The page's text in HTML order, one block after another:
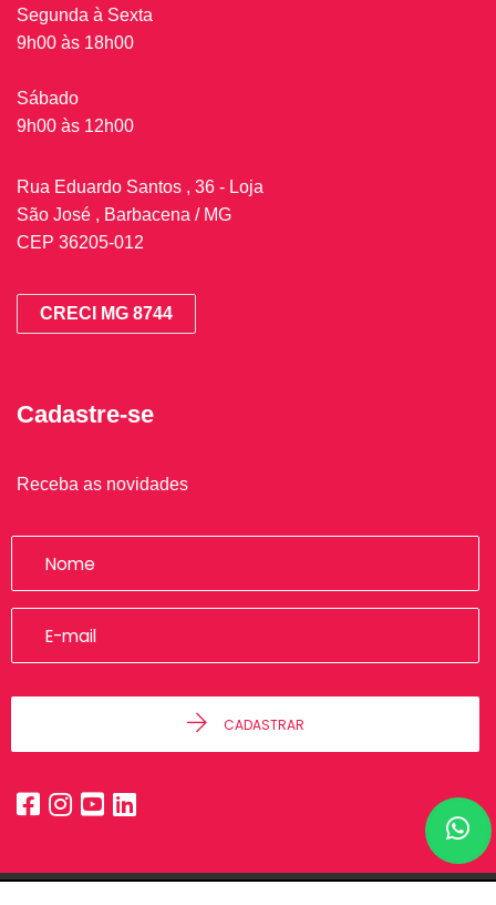
Segunda à Sexta
9h00 às 18h00
Sábado
9h00 às 12h00
Rua Eduardo Santos , 36 - Loja
São José , Barbacena / MG
CEP 36205-012
CRECI MG 8744
Cadastre-se
Receba as novidades
CADASTRAR